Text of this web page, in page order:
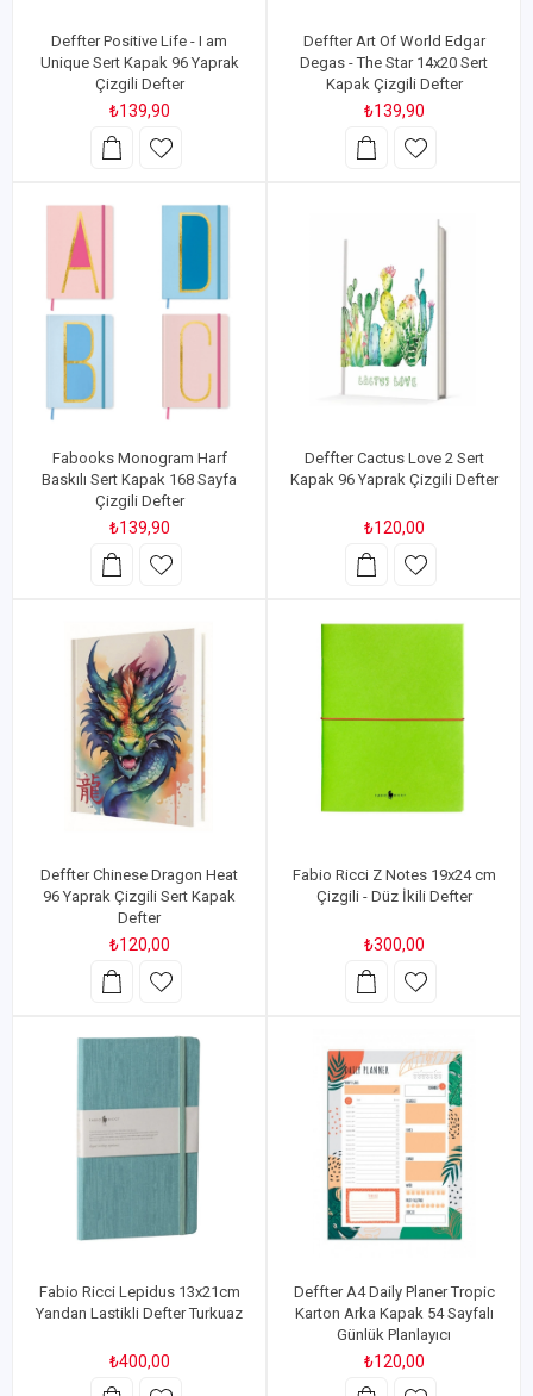
Deffter Positive Life - I am
Unique Sert Kapak 96 Yaprak
Çizgili Defter
₺139,90
Deffter Art Of World Edgar
Degas - The Star 14x20 Sert
Kapak Çizgili Defter
₺139,90
Fabooks Monogram Harf
Baskılı Sert Kapak 168 Sayfa
Çizgili Defter
₺139,90
Deffter Cactus Love 2 Sert
Kapak 96 Yaprak Çizgili Defter
₺120,00
Deffter Chinese Dragon Heat
96 Yaprak Çizgili Sert Kapak
Defter
₺120,00
Fabio Ricci Z Notes 19x24 cm
Çizgili - Düz İkili Defter
₺300,00
Fabio Ricci Lepidus 13x21cm
Yandan Lastikli Defter Turkuaz
₺400,00
Deffter A4 Daily Planer Tropic
Karton Arka Kapak 54 Sayfalı
Günlük Planlayıcı
₺120,00